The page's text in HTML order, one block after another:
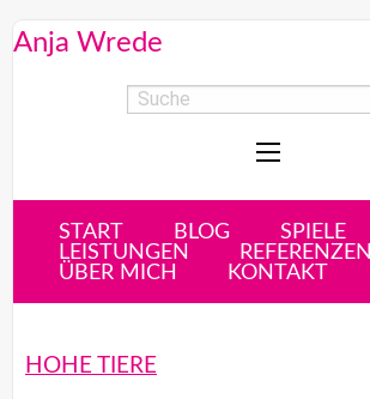
Anja Wrede
START BLOG
SPIELE
LEISTUNGEN
REFERENZEN
ÜBER MICH
KONTAKT
HOHE TIERE